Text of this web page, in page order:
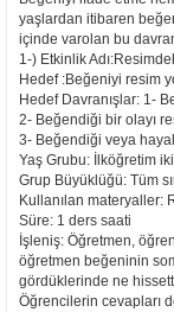
yaşlardan itibaren
içinde varolan bu
1-) Etkinlik
Hedef :Beğeniyi resim
Hedef Davranışlar: 1-
2- Beğendiği bir olayı
3- Beğendiği veya
Yaş Grubu: İlköğretim
Grup Büyüklüğü: Tüm
Kullanılan materyaller:
Süre: 1 ders saati
İşleniş: Öğretmen,
öğretmen beğeninin
gördüklerinde ne
Öğrencilerin cevapları